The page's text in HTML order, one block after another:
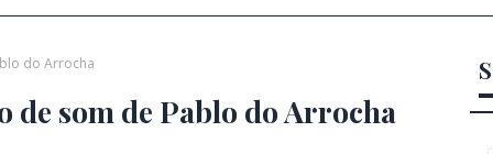
do Arrocha
som de Pablo do Arrocha